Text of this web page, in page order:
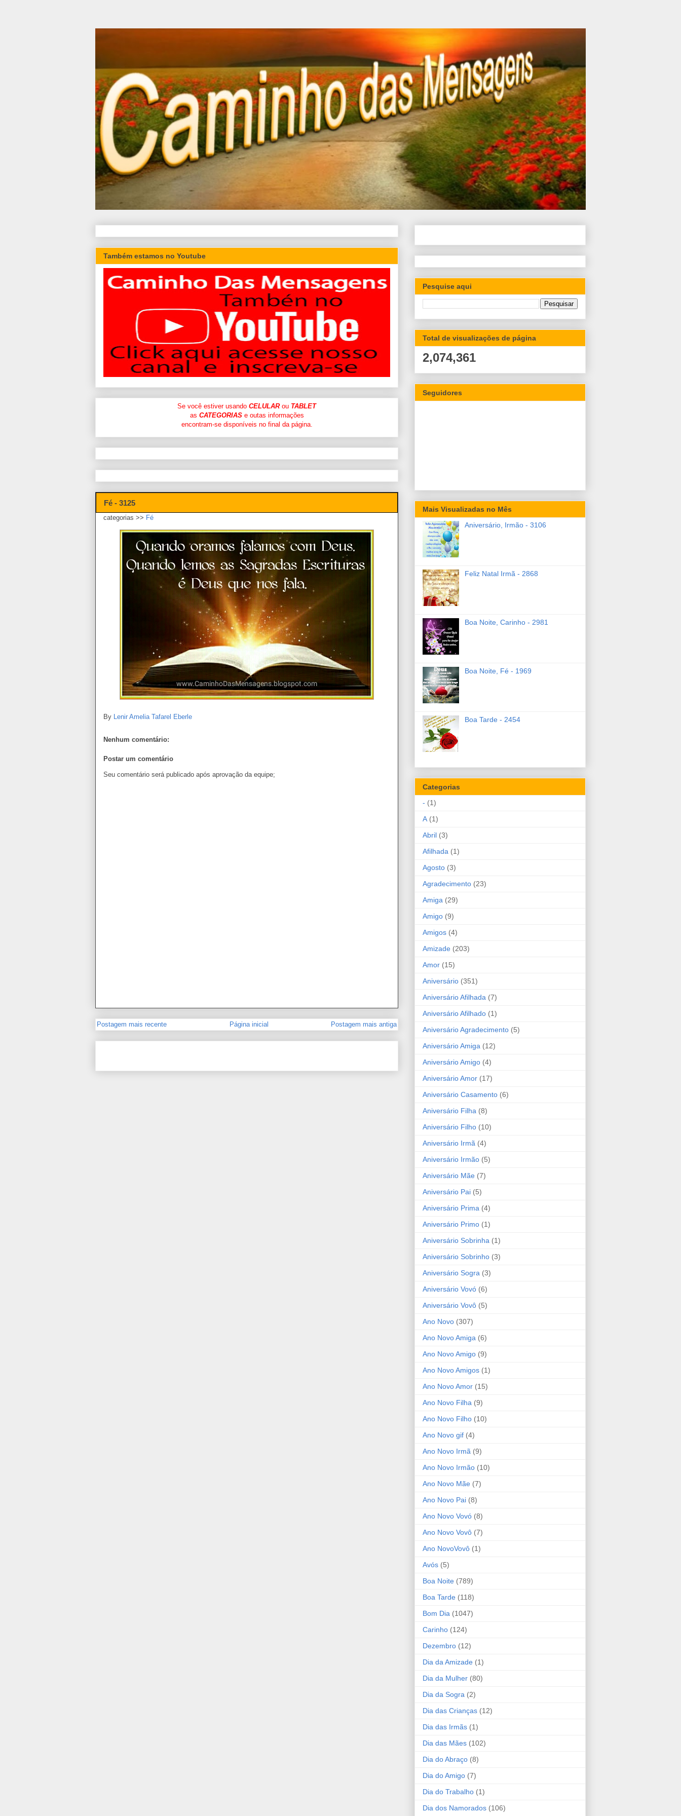
Também estamos no Youtube
Se você estiver usando CELULARou TABLET
as CATEGORIASe outas informações
encontram-se disponíveis no final da página.
Fé - 3125
categorias >> Fé
By Lenir Amelia Tafarel Eberle
Nenhum comentário:
Postar um comentário
Seu comentário será publicado após aprovação da equipe;
Postagem mais recente Postagem mais antiga
Página inicial
Pesquise aqui
Total de visualizações de página
2,074,361
Seguidores
Mais Visualizadas no Mês
Aniversário, Irmão - 3106
Feliz Natal Irmã - 2868
Boa Noite, Carinho - 2981
Boa Noite, Fé - 1969
Boa Tarde - 2454
Categorias
- (1)
A (1)
Abril (3)
Afilhada (1)
Agosto (3)
Agradecimento (23)
Amiga (29)
Amigo (9)
Amigos (4)
Amizade (203)
Amor (15)
Aniversário (351)
Aniversário Afilhada (7)
Aniversário Afilhado (1)
Aniversário Agradecimento (5)
Aniversário Amiga (12)
Aniversário Amigo (4)
Aniversário Amor (17)
Aniversário Casamento (6)
Aniversário Filha (8)
Aniversário Filho (10)
Aniversário Irmã (4)
Aniversário Irmão (5)
Aniversário Mãe (7)
Aniversário Pai (5)
Aniversário Prima (4)
Aniversário Primo (1)
Aniversário Sobrinha (1)
Aniversário Sobrinho (3)
Aniversário Sogra (3)
Aniversário Vovó (6)
Aniversário Vovô (5)
Ano Novo (307)
Ano Novo Amiga (6)
Ano Novo Amigo (9)
Ano Novo Amigos (1)
Ano Novo Amor (15)
Ano Novo Filha (9)
Ano Novo Filho (10)
Ano Novo gif (4)
Ano Novo Irmã (9)
Ano Novo Irmão (10)
Ano Novo Mãe (7)
Ano Novo Pai (8)
Ano Novo Vovó (8)
Ano Novo Vovô (7)
Ano NovoVovô (1)
Avós (5)
Boa Noite (789)
Boa Tarde (118)
Bom Dia (1047)
Carinho (124)
Dezembro (12)
Dia da Amizade (1)
Dia da Mulher (80)
Dia da Sogra (2)
Dia das Crianças (12)
Dia das Irmãs (1)
Dia das Mães (102)
Dia do Abraço (8)
Dia do Amigo (7)
Dia do Trabalho (1)
Dia dos Namorados (106)